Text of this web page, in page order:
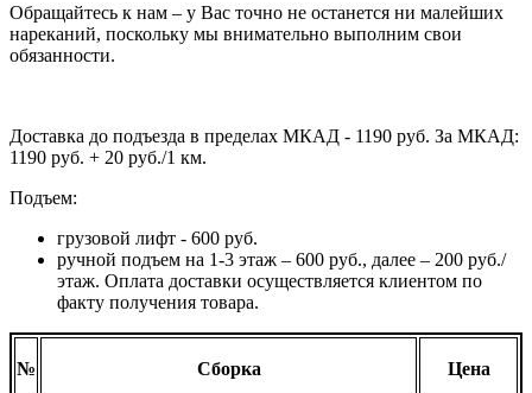
Обращайтесь к нам – у Вас точно не останется ни малейших
нареканий, поскольку мы внимательно выполним свои
обязанности.
Доставка до подъезда в пределах МКАД - 1190 руб. За МКАД:
1190 руб. + 20 руб./1 км.
Подъем:
грузовой лифт - 600 руб.
ручной подъем на 1-3 этаж – 600 руб., далее – 200 руб./
этаж. Оплата доставки осуществляется клиентом по
факту получения товара.
№ Сборка Цена